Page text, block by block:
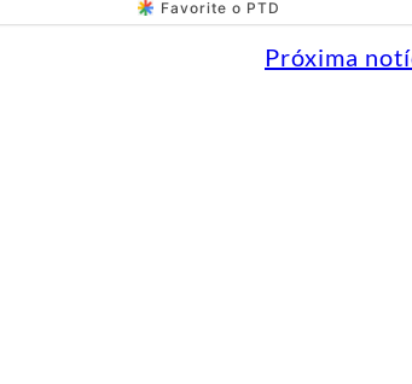
Favorite o PTD
Próxima